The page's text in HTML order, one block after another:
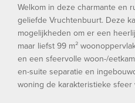
Welkom in deze charmante en
geliefde Vruchtenbuurt. Deze
mogelijkheden om er een
maar liefst 99 m²
en een sfeervolle woon-/
en-suite separatie en
woning de karakteristieke sfeer